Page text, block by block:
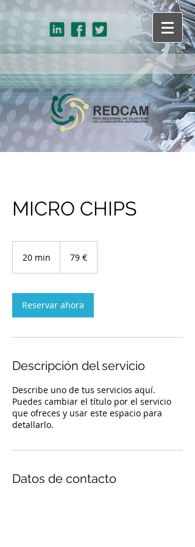
MICRO CHIPS
20 min
m
i
n
79 €
Reservar ahora
Descripción del servicio
Describe uno de tus servicios aquí.
Puedes cambiar el título por el servicio
que ofreces y usar este espacio para
detallarlo.
Datos de contacto